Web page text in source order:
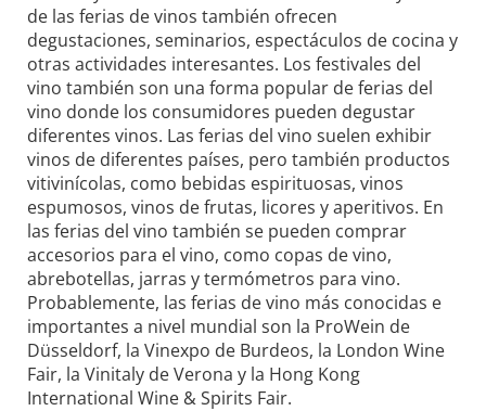
de las ferias de vinos también ofrecen
degustaciones, seminarios, espectáculos de cocina y
otras actividades interesantes. Los festivales del
vino también son una forma popular de ferias del
vino donde los consumidores pueden degustar
diferentes vinos. Las ferias del vino suelen exhibir
vinos de diferentes países, pero también productos
vitivinícolas, como bebidas espirituosas, vinos
espumosos, vinos de frutas, licores y aperitivos. En
las ferias del vino también se pueden comprar
accesorios para el vino, como copas de vino,
abrebotellas, jarras y termómetros para vino.
Probablemente, las ferias de vino más conocidas e
importantes a nivel mundial son la ProWein de
Düsseldorf, la Vinexpo de Burdeos, la London Wine
Fair, la Vinitaly de Verona y la Hong Kong
International Wine & Spirits Fair.